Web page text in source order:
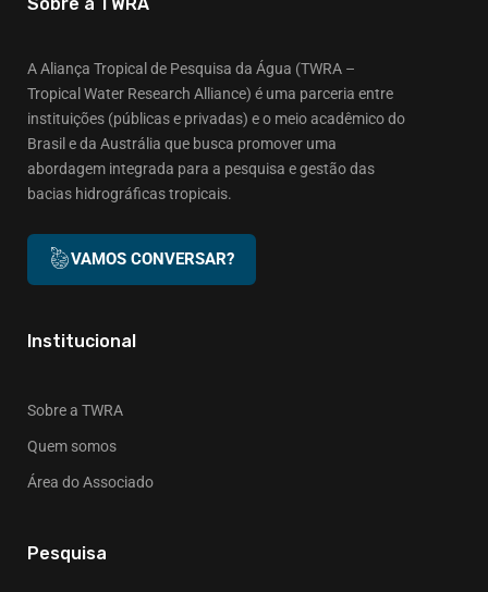
A Aliança Tropical de Pesquisa da Água (TWRA –
Tropical Water Research Alliance) é uma parceria entre
instituições (públicas e privadas) e o meio acadêmico do
Brasil e da Austrália que busca promover uma
abordagem integrada para a pesquisa e gestão das
bacias hidrográficas tropicais.
VAMOS CONVERSAR?
Institucional
Sobre a TWRA
Quem somos
Área do Associado
Pesquisa